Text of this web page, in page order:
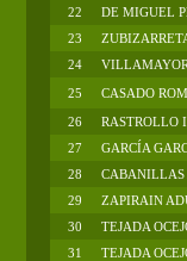
22
DE MIGUEL
23
24
25
CASADO
26
RASTROLLO
27
GARCÍA
28
CABANILLAS
29
ZAPIRAIN
30
TEJADA
31
TEJADA